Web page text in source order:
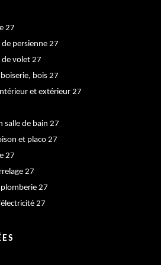
27
persienne 27
de volet 27
bois 27
et extérieur 27
salle de bain 27
et placo 27
27
27
27
27